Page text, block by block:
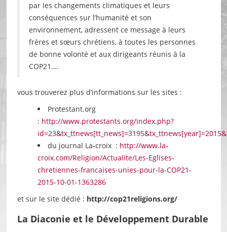
par les changements climatiques et leurs
conséquences sur l’humanité et son
environnement, adressent ce message à leurs
frères et sœurs chrétiens, à toutes les personnes
de bonne volonté et aux dirigeants réunis à la
COP21….
vous trouverez plus d’informations sur les sites :
Protestant.org
: http://www.protestants.org/index.php?
du journal La-croix : http://www.la-
croix.com/Religion/Actualite/Les-Eglises-
chretiennes-francaises-unies-pour-la-COP21-
2015-10-01-1363286
et sur le site dédié : http://cop21religions.org/
La Diaconie et le Développement Durable